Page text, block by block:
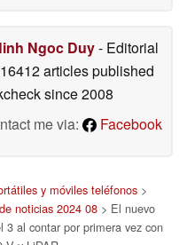
Ngoc Duy- Editorial
articles published
since 2008
me via:
Facebook
y móviles teléfonos >
noticias 2024 08 > El nuevo
3 al contar por primera vez con